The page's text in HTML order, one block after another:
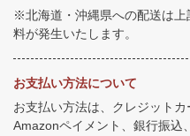
※北海道・沖縄県への配送は
料が発生いたします。
お支払い方法について
お支払い方法は、クレジットカ
Amazonペイメント、銀行振込